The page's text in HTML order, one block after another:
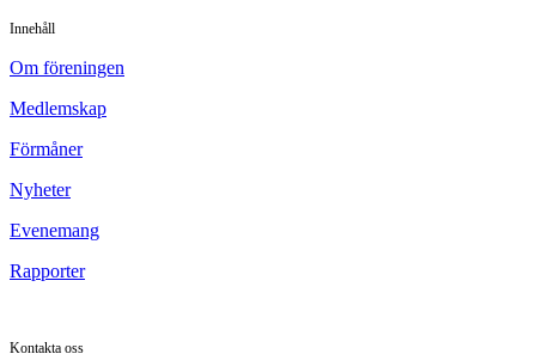
Innehåll
Om föreningen
Medlemskap
Förmåner
Nyheter
Evenemang
Rapporter
Kontakta oss